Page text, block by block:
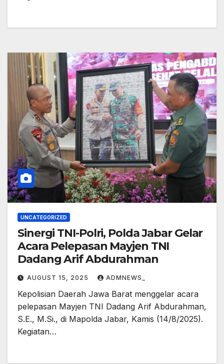
UNCATEGORIZED
Sinergi TNI-Polri, Polda Jabar Gelar
Acara Pelepasan Mayjen TNI
Dadang Arif Abdurahman
AUGUST 15, 2025 ADMNEWS_
Kepolisian Daerah Jawa Barat menggelar acara
pelepasan Mayjen TNI Dadang Arif Abdurahman,
S.E., M.Si., di Mapolda Jabar, Kamis (14/8/2025).
Kegiatan…